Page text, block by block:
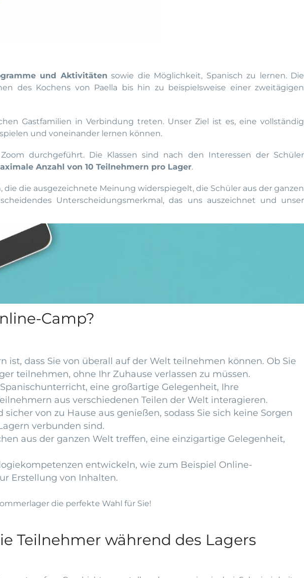
und Aktivitäten sowie die Möglichkeit, Spanisch zu lernen. Die
des Kochens von Paella bis hin zu beispielsweise einer zweitägigen
Gastfamilien in Verbindung treten. Unser Ziel ist es, eine vollständig
und voneinander lernen können.
durchgeführt. Die Klassen sind nach den Interessen der Schüler
Anzahl von 10 Teilnehmern pro Lager.
die die ausgezeichnete Meinung widerspiegelt, die Schüler aus der ganzen
Unterscheidungsmerkmal, das uns auszeichnet und unser
Camp?
ist, dass Sie von überall auf der Welt teilnehmen können. Ob Sie
teilnehmen, ohne Ihr Zuhause verlassen zu müssen.
eine großartige Gelegenheit, Ihre
aus verschiedenen Teilen der Welt interagieren.
von zu Hause aus genießen, sodass Sie sich keine Sorgen
verbunden sind.
aus der ganzen Welt treffen, eine einzigartige Gelegenheit,
entwickeln, wie zum Beispiel Online-
Erstellung von Inhalten.
die perfekte Wahl für Sie!
Teilnehmer während des Lagers